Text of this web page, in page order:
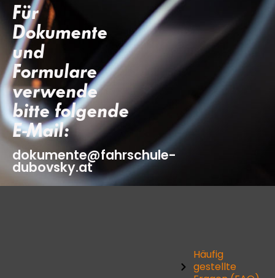
Für
Dokumente
und
Formulare
verwende
bitte folgende
E-Mail:
dokumente@fahrschule-
dubovsky.at
Häufig
gestellte